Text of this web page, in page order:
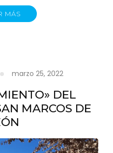
MÁS
marzo 25, 2022
DEL
MARCOS DE